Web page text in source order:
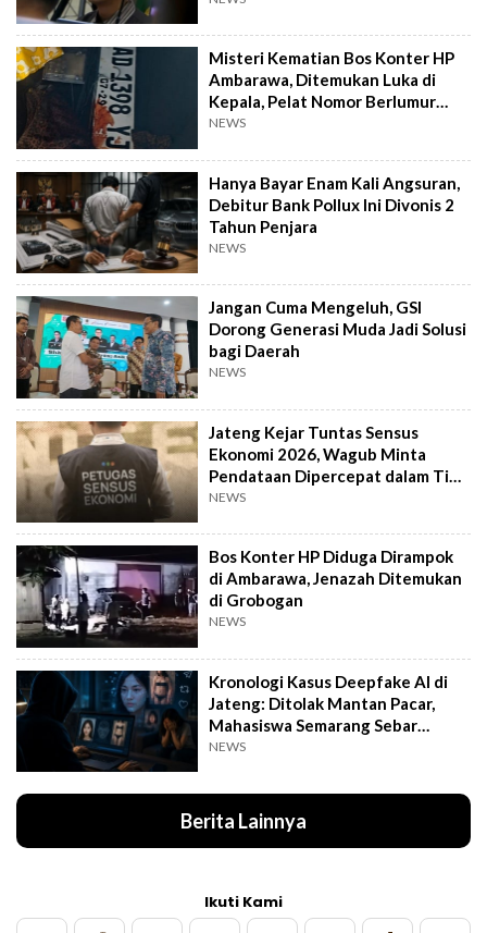
Misteri Kematian Bos Konter HP
Ambarawa, Ditemukan Luka di
Kepala, Pelat Nomor Berlumur
Darah
NEWS
Hanya Bayar Enam Kali Angsuran,
Debitur Bank Pollux Ini Divonis 2
Tahun Penjara
NEWS
Jangan Cuma Mengeluh, GSI
Dorong Generasi Muda Jadi Solusi
bagi Daerah
NEWS
Jateng Kejar Tuntas Sensus
Ekonomi 2026, Wagub Minta
Pendataan Dipercepat dalam Tiga
Pekan
NEWS
Bos Konter HP Diduga Dirampok
di Ambarawa, Jenazah Ditemukan
di Grobogan
NEWS
Kronologi Kasus Deepfake AI di
Jateng: Ditolak Mantan Pacar,
Mahasiswa Semarang Sebar
Konten Porno
NEWS
Berita Lainnya
Ikuti Kami